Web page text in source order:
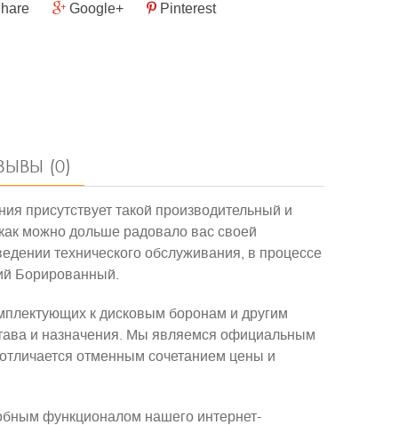
Google+ Pinterest
(0)
присутствует такой производительный и
можно дольше радовало вас своей
технического обслуживания, в процессе
Борированный
к дисковым боронам и другим
и назначения. Мы являемся официальным
отменным сочетанием цены и
функционалом нашего интернет-